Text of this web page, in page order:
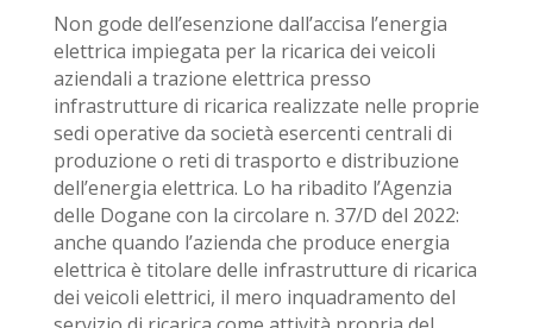
Non gode dell’esenzione dall’accisa l’energia
elettrica impiegata per la ricarica dei veicoli
aziendali a trazione elettrica presso
infrastrutture di ricarica realizzate nelle proprie
sedi operative da società esercenti centrali di
produzione o reti di trasporto e distribuzione
dell’energia elettrica. Lo ha ribadito l’Agenzia
delle Dogane con la circolare n. 37/D del 2022:
anche quando l’azienda che produce energia
elettrica è titolare delle infrastrutture di ricarica
dei veicoli elettrici, il mero inquadramento del